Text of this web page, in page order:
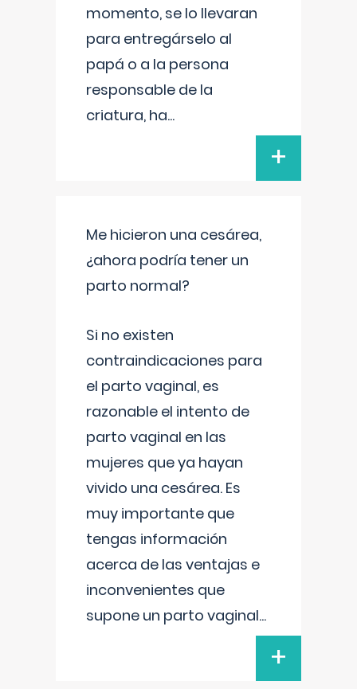
momento, se lo llevaran
para entregárselo al
papá o a la persona
responsable de la
criatura, ha...
+
Me hicieron una cesárea,
¿ahora podría tener un
parto normal?
Si no existen
contraindicaciones para
el parto vaginal, es
razonable el intento de
parto vaginal en las
mujeres que ya hayan
vivido una cesárea. Es
muy importante que
tengas información
acerca de las ventajas e
inconvenientes que
supone un parto vaginal...
+